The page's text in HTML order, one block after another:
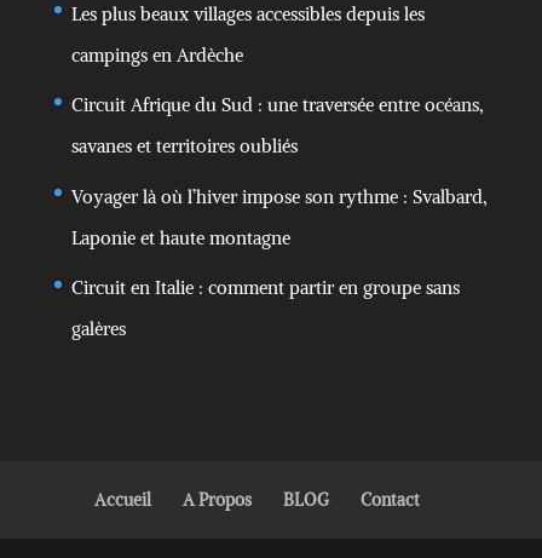
Les plus beaux villages accessibles depuis les
campings en Ardèche
Circuit Afrique du Sud : une traversée entre océans,
savanes et territoires oubliés
Voyager là où l’hiver impose son rythme : Svalbard,
Laponie et haute montagne
Circuit en Italie : comment partir en groupe sans
galères
Accueil A Propos BLOG Contact